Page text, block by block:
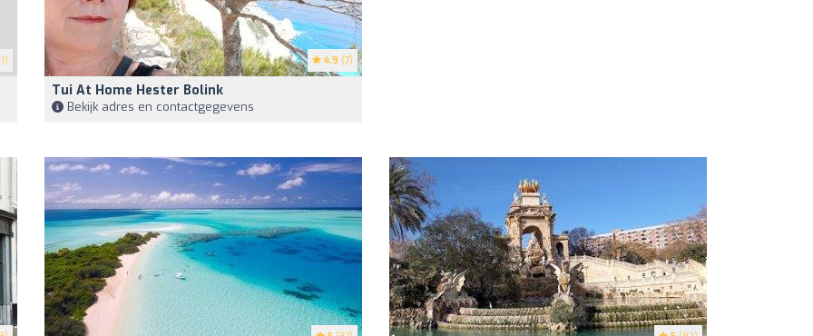
4.9 (7)
Tui At Home Hester Bolink
Bekijk adres en contactgegevens